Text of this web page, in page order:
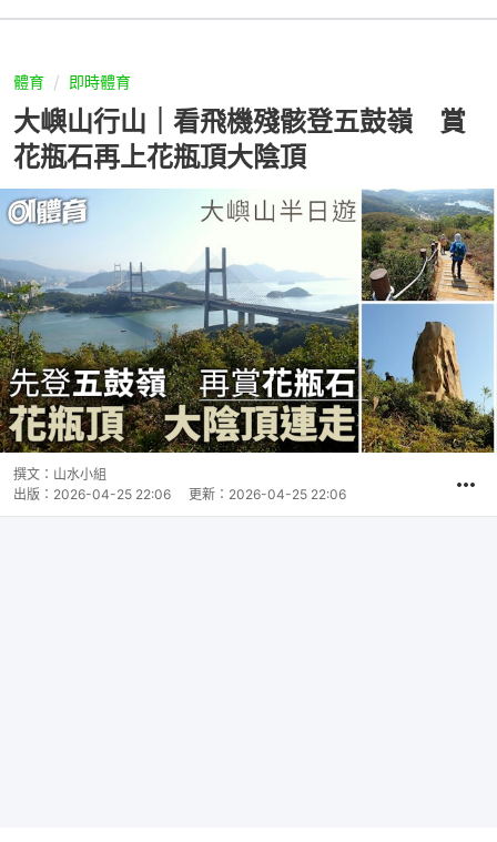
體育 即時體育
大嶼山行山｜看飛機殘骸登五鼓嶺 賞
花瓶石再上花瓶頂大陰頂
撰文： 山水小組
出版： 2026-04-25 22:06 更新： 2026-04-25 22:06